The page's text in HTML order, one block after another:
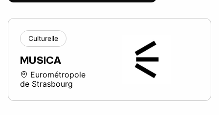
Culturelle
MUSICA
Eurométropole
de Strasbourg